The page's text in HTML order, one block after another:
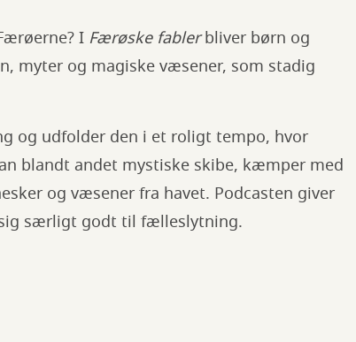
I Færøske fablerbliver børn og
myter og magiske væsener, som stadig
og udfolder den i et roligt tempo, hvor
blandt andet mystiske skibe, kæmper med
og væsener fra havet. Podcasten giver
særligt godt til fælleslytning.